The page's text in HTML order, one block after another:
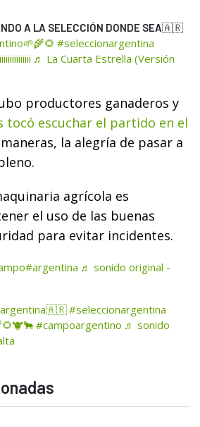
A LA SELECCIÓN DONDE SEA🇦🇷
#seleccionargentina
♬ La Cuarta Estrella (Versión
productores ganaderos y
tocó escuchar el partido en el
la alegría de pasar a
agrícola es
el uso de las buenas
para evitar incidentes.
#argentina ♬ sonido original -
#seleccionargentina
#campoargentino ♬ sonido